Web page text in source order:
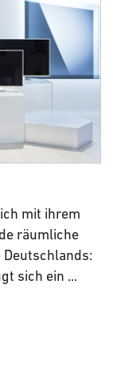
mit ihrem
räumliche
sich ein ...